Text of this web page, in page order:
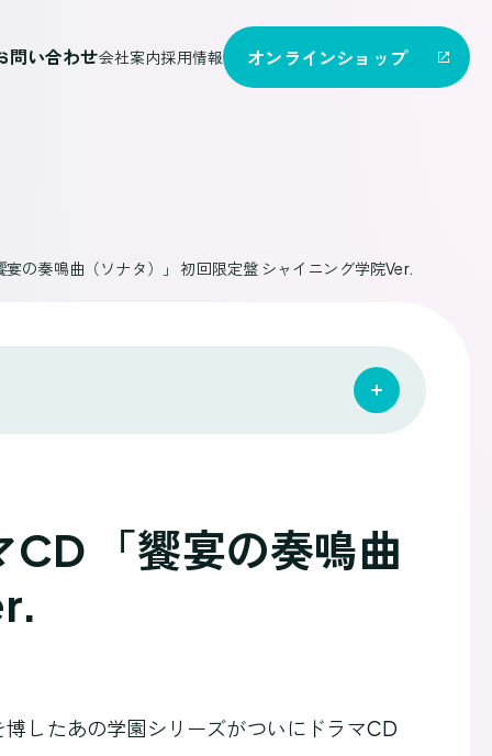
問い合わせ会社案内採用情報 オンラインショップ
奏鳴曲（ソナタ）」 初回限定盤 シャイニング学院Ver.
「饗宴の奏鳴曲
したあの学園シリーズがついにドラマCD